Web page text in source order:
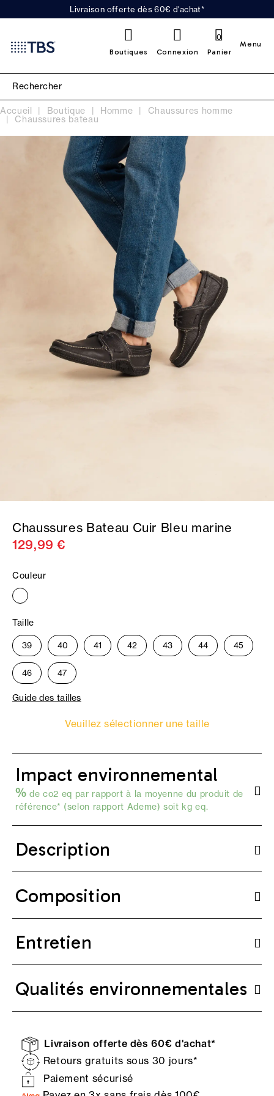
Livraison offerte dès 60€ d'achat*
Boutiques Connexion Panier
0
Menu
Accueil Boutique Homme Chaussures homme
Chaussures bateau
Chaussures Bateau Cuir Bleu marine
129,99 €
Couleur
Taille
39 40 41 42 43 44 45
46 47
Guide des tailles
Veuillez sélectionner une taille
Impact environnemental
% de co2 eq par rapport à la moyenne du produit de
référence* (selon rapport Ademe) soit kg eq.
Description
Composition
Entretien
Qualités environnementales
Livraison offerte dès 60€ d'achat*
Retours gratuits sous 30 jours*
Paiement sécurisé